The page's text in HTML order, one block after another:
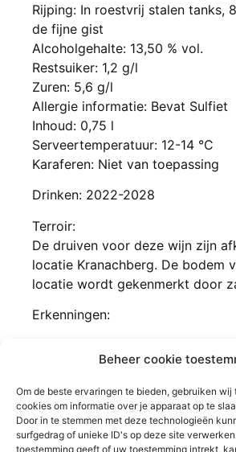
Beheer cookie
Om de beste ervaringen te bieden, gebruiken
cookies om informatie over je apparaat op te
Door in te stemmen met deze technologieën
surfgedrag of unieke ID's op deze site
toestemming geeft of uw toestemming intrekt,
Rijping: In roestvrij stalen tanks,
de fijne gist
Alcoholgehalte: 13,50 % vol.
Restsuiker: 1,2 g/l
Zuren: 5,6 g/l
Allergie informatie: Bevat Sulfiet
Inhoud: 0,75 l
Serveertemperatuur: 12-14 °C
Karaferen: Niet van toepassing
Drinken: 2022-2028
Terroir:
De druiven voor deze wijn zijn
locatie Kranachberg. De bodem
locatie wordt gekenmerkt door
Erkenningen:
Bordeaux : Wereldkampioen met